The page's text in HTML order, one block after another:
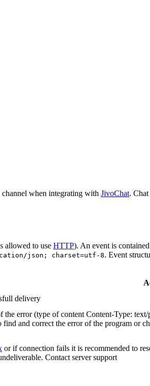
channel when integrating with JivoChat.
allowed to use HTTP). An event is
json; charset=utf-8. Event
delivery
the error (type of content Content-Type:
find and correct the error of the program or
or if connection fails it is recommended to
Contact server support